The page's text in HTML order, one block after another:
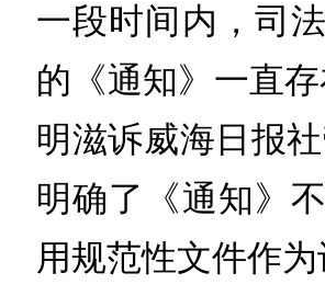
一段时间内，司
的《通知》一直
明滋诉威海日报
明确了《通知》
用规范性文件作